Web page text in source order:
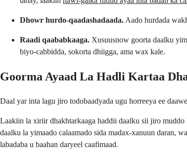
Dhowr hurdo-qaadashadaada. Aado hurdada
Raadi qaababkaaga. Xusuusnow goorta daalku
biyo-cabbidda, sokorta dhiigga, ama wax kale.
Goorma Ayaad La Hadli Kartaa
Daal yar inta lagu jiro todobaadyada ugu horreeya ee
Laakiin la xiriir dhakhtarkaaga haddii daalku sii jiro muddo
daalku la yimaado calaamado sida madax-xanuun daran,
labadaba u baahan daryeel caafimaad.